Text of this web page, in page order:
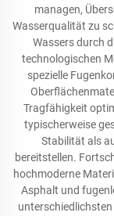
managen,
Wasserqualität zu
Wassers durch
technologischen
spezielle
Tragfähigkeit
typischerweise
Stabilität als
bereitstellen.
hochmoderne
Asphalt und